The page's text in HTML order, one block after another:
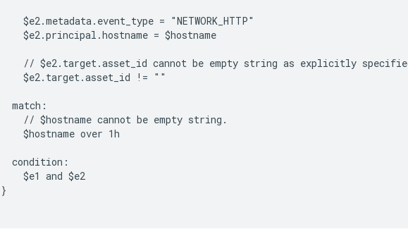
    $e2.metadata.event_type = "NETWORK_HTTP"
    $e2.principal.hostname = $hostname
// $e2.target.asset_id cannot be empty string as explicitly
    $e2.target.asset_id != ""
  match:
    // $hostname cannot be empty string.
    $hostname over 1h
  condition:
    $e1 and $e2
}